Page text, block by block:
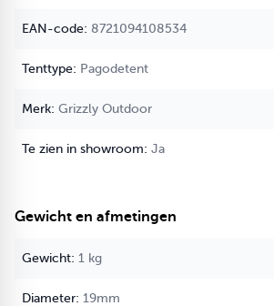
8721094108534
Pagodetent
Grizzly Outdoor
Ja
Gewicht en afmetingen
1 kg
19mm